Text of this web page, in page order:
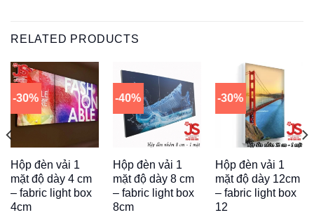
RELATED PRODUCTS
-30%
Hộp đèn vải 1
mặt độ dày 4 cm
– fabric light box
4cm
-40%
Hộp đèn vải 1
mặt độ dày 8 cm
– fabric light box
8cm
-30%
Hộp đèn vải 1
mặt độ dày 12cm
– fabric light box
12